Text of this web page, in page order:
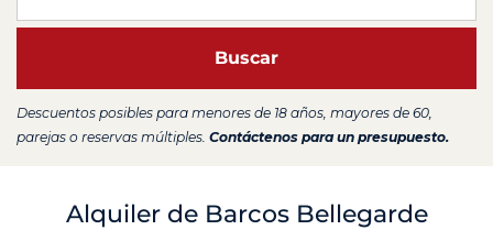
Buscar
Descuentos posibles para menores de 18 años, mayores de 60,
parejas o reservas múltiples. Contáctenos para un presupuesto.
Alquiler de Barcos Bellegarde